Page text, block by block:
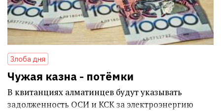
Злоба дня
Чужая казна - потёмки
В квитанциях алматинцев будут указывать
задолженность ОСИ и КСК за электроэнергию